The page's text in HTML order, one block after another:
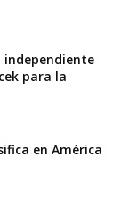
independiente
para la
en América